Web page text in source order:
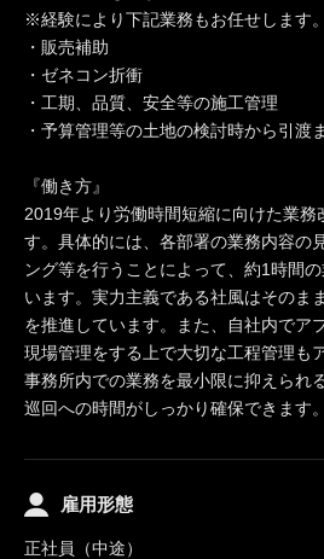
※経験により下記業務もお任せします。
・販売補助
・ゼネコン折衝
・工期、品質、安全等の施工管理
・予算管理等の土地の検討時から引渡
『働き方』
2019年より労働時間短縮に向けた業務
す。具体的には、各部署の業務内容の
ング等を行うことによって、約1時間
います。実力主義である社風はそのま
を推進しています。また、自社内でア
現場管理をする上で大切な工程管理も
事務所内での業務を最小限に抑えられ
巡回への時間がしっかり確保できます。
雇用形態
正社員（中途）